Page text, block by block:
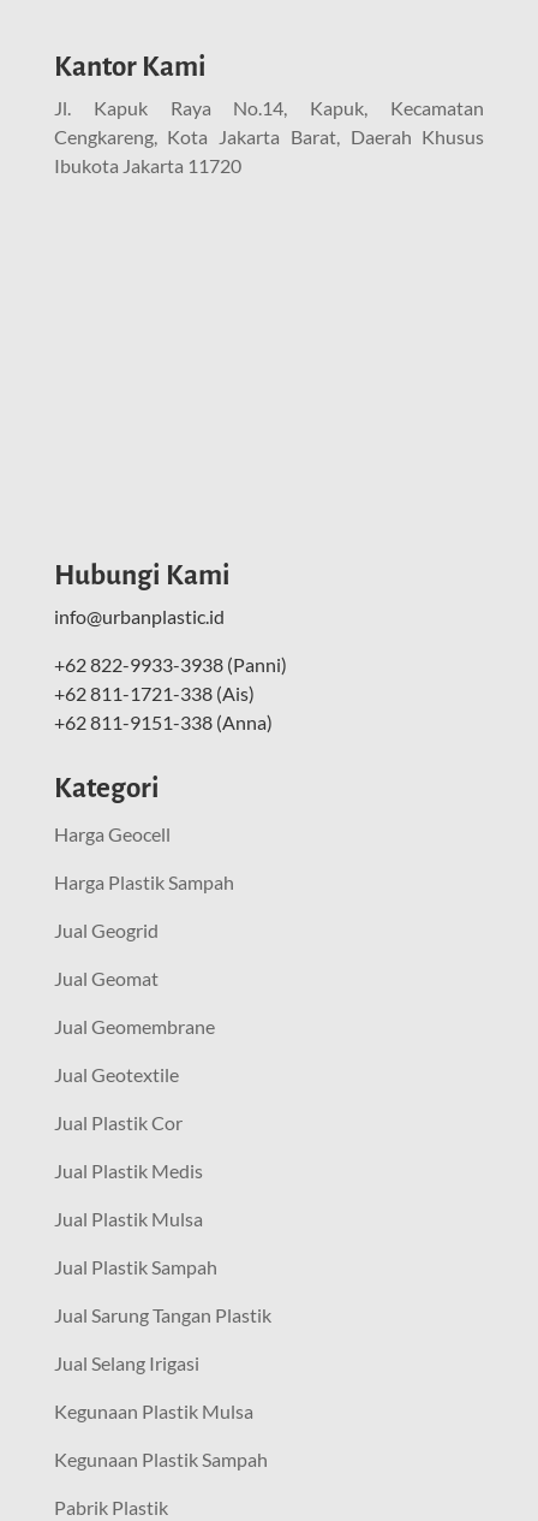
Kantor Kami
Jl. Kapuk Raya No.14, Kapuk, Kecamatan
Cengkareng, Kota Jakarta Barat, Daerah Khusus
Ibukota Jakarta 11720
Hubungi Kami
info@urbanplastic.id
+62 822-9933-3938 (Panni)
+62 811-1721-338 (Ais)
+62 811-9151-338 (Anna)
Kategori
Harga Geocell
Harga Plastik Sampah
Jual Geogrid
Jual Geomat
Jual Geomembrane
Jual Geotextile
Jual Plastik Cor
Jual Plastik Medis
Jual Plastik Mulsa
Jual Plastik Sampah
Jual Sarung Tangan Plastik
Jual Selang Irigasi
Kegunaan Plastik Mulsa
Kegunaan Plastik Sampah
Pabrik Plastik